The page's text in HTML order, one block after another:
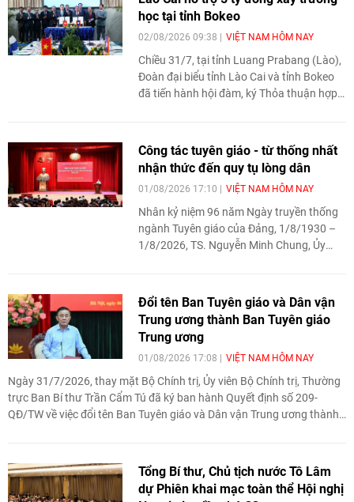
học tại tỉnh Bokeo
02/08/2026 09:38 VIỆT NAM HÔM NAY
Chiều 31/7, tại tỉnh Luang Prabang (Lào),
Đoàn đại biểu tỉnh Lào Cai và tỉnh Bokeo
đã tiến hành hội đàm, ký Thỏa thuận hợp
trường trung học phổ thông tại huyện
Houayxay, đồng thời hai bên mở rộng hợp
tác trong các lĩnh vực giáo dục, quốc
phòng, chuyển đổi số, thương mại và phát
triển nguồn nhân lực.
Công tác tuyên giáo - từ thống nhất
nhận thức đến quy tụ lòng dân
01/08/2026 17:10 VIỆT NAM HÔM NAY
Nhân kỷ niệm 96 năm Ngày truyền thống
ngành Tuyên giáo của Đảng, 1/8/1930 –
1/8/2026, TS. Nguyễn Minh Chung, Ủy
quốc, các đoàn thể Trung ương có bài viết
"Công tác tuyên giáo - từ thống nhất nhận
thức đến quy tụ lòng dân". Tạp chí trân
trọng giới thiệu bài viết này tới độc giả.
Đổi tên Ban Tuyên giáo và Dân vận
Trung ương thành Ban Tuyên giáo
Trung ương
01/08/2026 17:08 VIỆT NAM HÔM NAY
Ngày 31/7/2026, thay mặt Bộ Chính trị, Ủy viên Bộ Chính trị, Thường
trực Ban Bí thư Trần Cẩm Tú đã ký ban hành Quyết định số 209-
QĐ/TW về việc đổi tên Ban Tuyên giáo và Dân vận Trung ương thành
Tổng Bí thư, Chủ tịch nước Tô Lâm
dự Phiên khai mạc toàn thể Hội nghị